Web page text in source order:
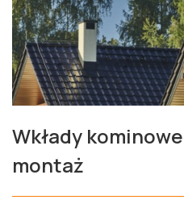
Wkłady
montaż